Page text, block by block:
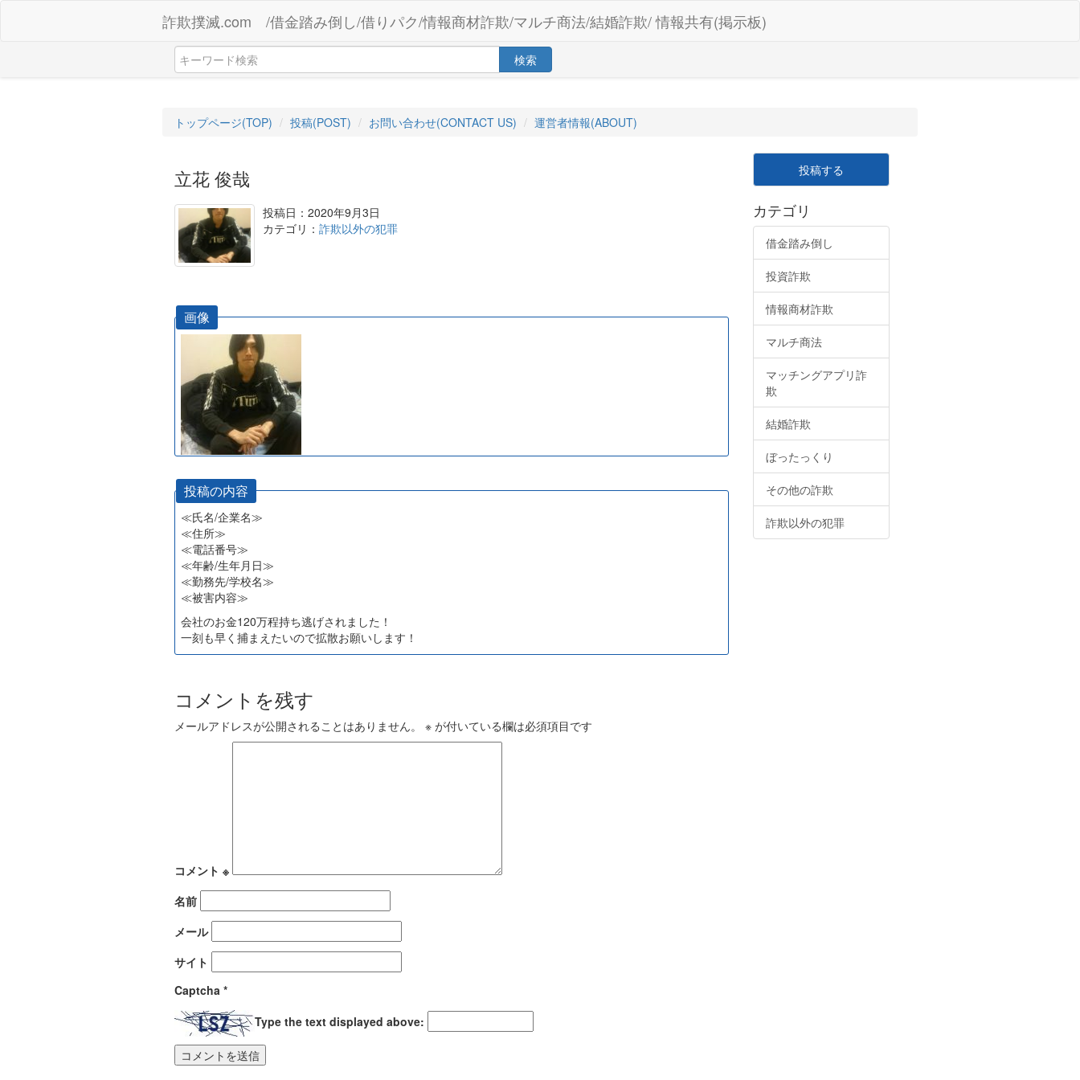
詐欺撲滅.com /借金踏み倒し/借りパク/情報商材詐欺/マルチ商法/結婚詐欺/ 情報共有(掲示板)
検索
トップページ(TOP) 投稿(POST) お問い合わせ(CONTACT US) 運営者情報(ABOUT)
立花 俊哉
投稿日：2020年9月3日
カテゴリ： 詐欺以外の犯罪
画像
投稿の内容
≪氏名/企業名≫
≪住所≫
≪電話番号≫
≪年齢/生年月日≫
≪勤務先/学校名≫
≪被害内容≫
会社のお金120万程持ち逃げされました！
一刻も早く捕まえたいので拡散お願いします！
コメントを残す
メールアドレスが公開されることはありません。 ※ が付いている欄は必須項目です
コメント ※
名前
メール
サイト
Captcha *
Type the text displayed above:
投稿する
カテゴリ
借金踏み倒し
投資詐欺
情報商材詐欺
マルチ商法
マッチングアプリ詐
欺
結婚詐欺
ぼったっくり
その他の詐欺
詐欺以外の犯罪